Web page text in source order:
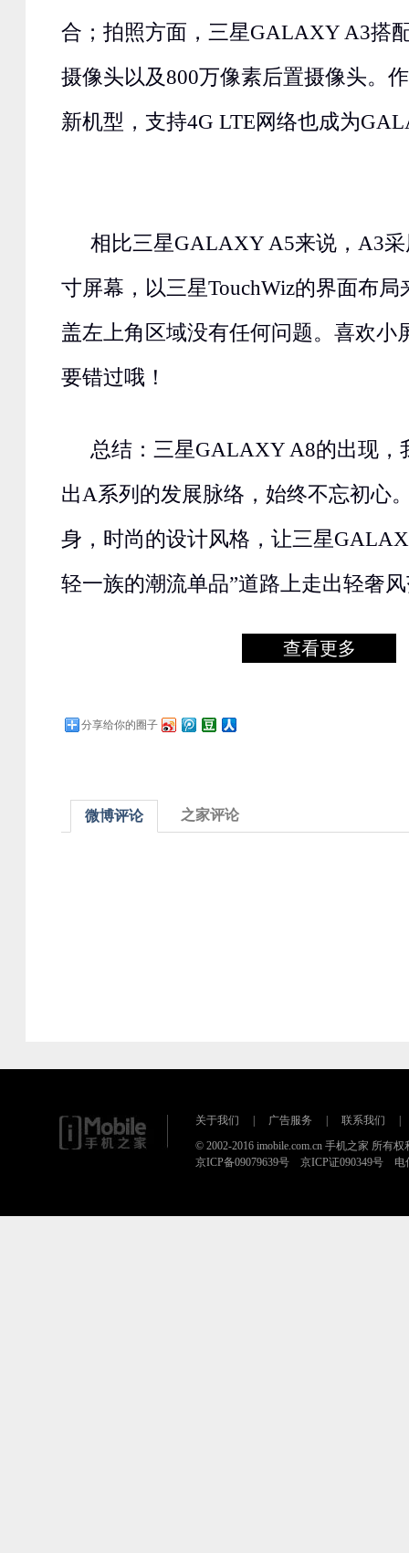
合；拍照方面，三星GALAXY A3搭
摄像头以及800万像素后置摄像头。
新机型，支持4G LTE网络也成为
相比三星GALAXY A5来说，A3
寸屏幕，以三星TouchWiz的界面布
盖左上角区域没有任何问题。喜欢小
要错过哦！
总结：三星GALAXY A8的出现，
出A系列的发展脉络，始终不忘初心
身，时尚的设计风格，让三星
轻一族的潮流单品”道路上走出轻奢
查看更多
分享给你的圈子
微博评论 之家评论
关于我们 广告服务 联系我们
© 2002-2016 imobile.com.cn 手机之家 所有权
京ICP备09079639号 京ICP证090349号 电